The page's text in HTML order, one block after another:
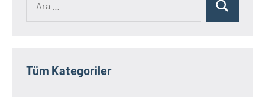
Ara
Tüm Kategoriler